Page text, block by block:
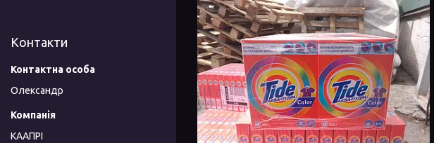
Контакти
Олександр
КААПРІ